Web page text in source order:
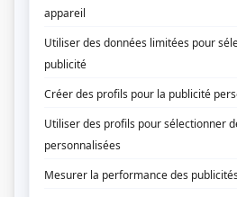
Caméra café
Genre
Comédie
Réalisation
Louis Bolduc